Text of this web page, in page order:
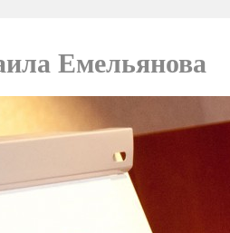
Емельянова